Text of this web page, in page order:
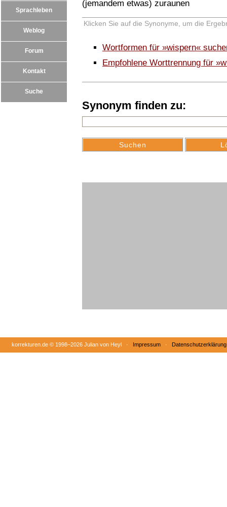
Sprachleben
Weblog
Forum
Kontakt
Suche
(jemandem etwas) zuraunen
Klicken Sie auf die Synonyme, um die
Wortformen für »wispern«
Empfohlene Worttrennung für
Synonym finden zu:
korrekturen.de © 1998–2026 Julian von Heyl · Impressum · Datenschutzerklärung